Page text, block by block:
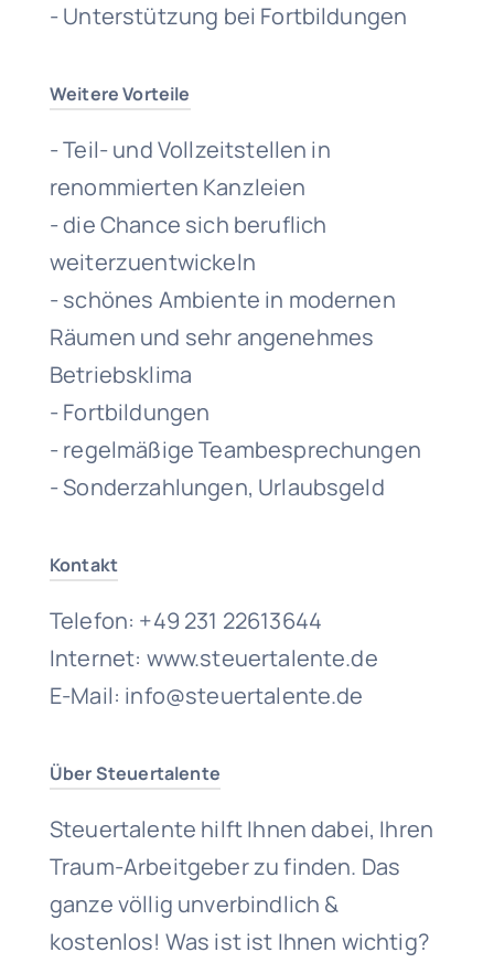
- Unterstützung bei Fortbildungen
Weitere Vorteile
- Teil- und Vollzeitstellen in
renommierten Kanzleien
- die Chance sich beruflich
weiterzuentwickeln
- schönes Ambiente in modernen
Räumen und sehr angenehmes
Betriebsklima
- Fortbildungen
- regelmäßige Teambesprechungen
- Sonderzahlungen, Urlaubsgeld
Kontakt
Telefon: +49 231 22613644
Internet: www.steuertalente.de
E-Mail: info@steuertalente.de
Über Steuertalente
Steuertalente hilft Ihnen dabei, Ihren
Traum-Arbeitgeber zu finden. Das
ganze völlig unverbindlich &
kostenlos! Was ist ist Ihnen wichtig?